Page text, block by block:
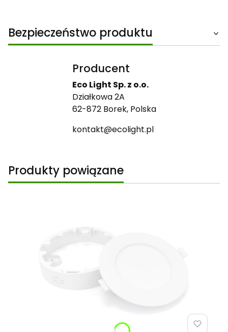
Bezpieczeństwo produktu
Producent
Eco Light Sp. z o.o.
Działkowa 2A
62-872 Borek, Polska
kontakt@ecolight.pl
Produkty powiązane